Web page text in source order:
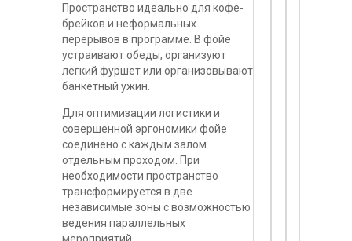
Пространство идеально для кофе-
брейков и неформальных
перерывов в программе. В фойе
устраивают обеды, организуют
легкий фуршет или организовывают
банкетный ужин.
Для оптимизации логистики и
совершенной эргономики фойе
соединено с каждым залом
отдельным проходом. При
необходимости пространство
трансформируется в две
независимые зоны с возможностью
ведения параллельных